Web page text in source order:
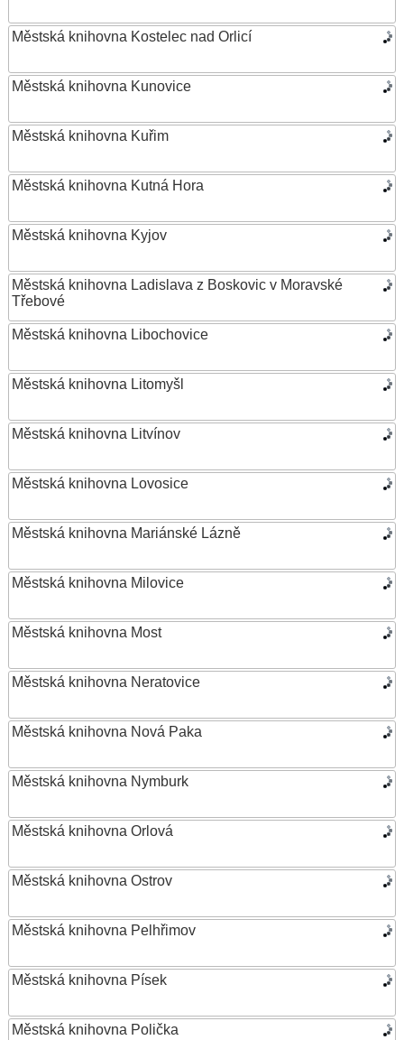
Městská knihovna Kostelec nad Orlicí
Městská knihovna Kunovice
Městská knihovna Kuřim
Městská knihovna Kutná Hora
Městská knihovna Kyjov
Městská knihovna Ladislava z Boskovic v Moravské
Třebové
Městská knihovna Libochovice
Městská knihovna Litomyšl
Městská knihovna Litvínov
Městská knihovna Lovosice
Městská knihovna Mariánské Lázně
Městská knihovna Milovice
Městská knihovna Most
Městská knihovna Neratovice
Městská knihovna Nová Paka
Městská knihovna Nymburk
Městská knihovna Orlová
Městská knihovna Ostrov
Městská knihovna Pelhřimov
Městská knihovna Písek
Městská knihovna Polička